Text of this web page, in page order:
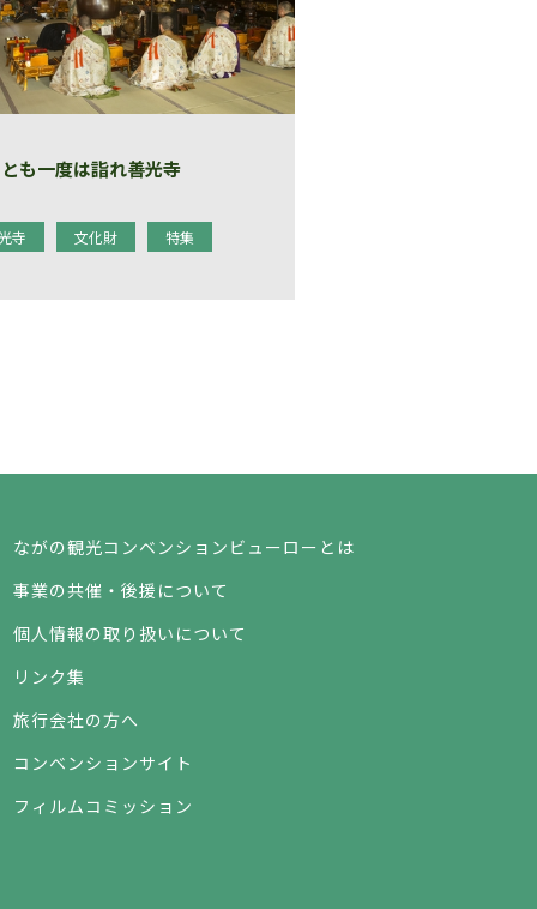
も一度は詣れ善光寺
寺 文化財 特集
ながの観光コンベンションビューローとは
事業の共催・後援について
個人情報の取り扱いについて
リンク集
旅行会社の方へ
コンベンションサイト
フィルムコミッション